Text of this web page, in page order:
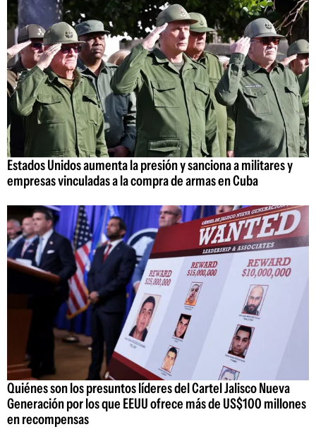
Estados Unidos aumenta la presión y sanciona a militares y
empresas vinculadas a la compra de armas en Cuba
Quiénes son los presuntos líderes del Cartel Jalisco Nueva
Generación por los que EEUU ofrece más de US$100 millones
en recompensas